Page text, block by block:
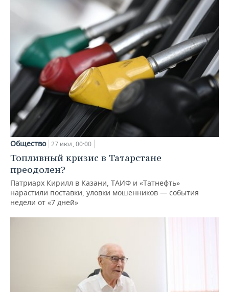
Общество 27 июл, 00:00
Топливный кризис в Татарстане
преодолен?
Патриарх Кирилл в Казани, ТАИФ и «Татнефть»
нарастили поставки, уловки мошенников — события
недели от «7 дней»